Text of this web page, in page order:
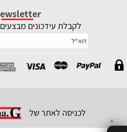
לקבלת עידכונים
לכניסה לאתר של
✕